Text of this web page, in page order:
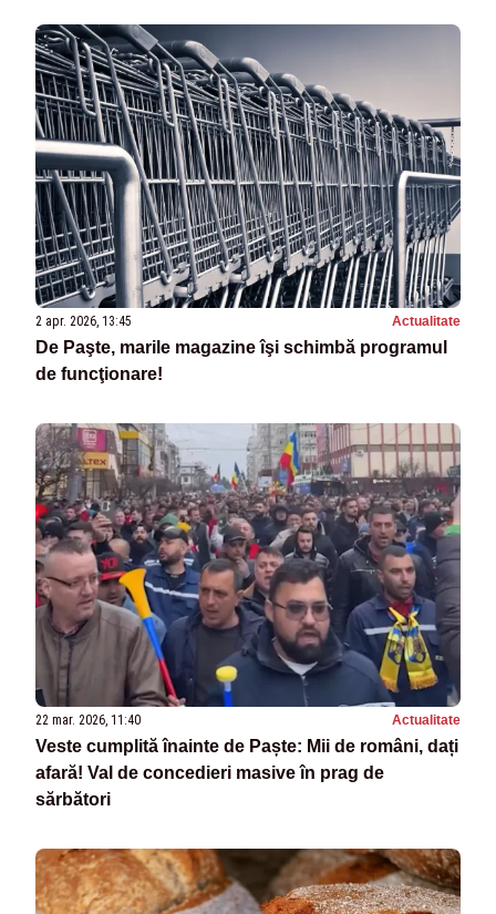
2 apr. 2026, 13:45 Actualitate
De Paşte, marile magazine îşi schimbă programul
de funcţionare!
22 mar. 2026, 11:40 Actualitate
Veste cumplită înainte de Paște: Mii de români, dați
afară! Val de concedieri masive în prag de
sărbători